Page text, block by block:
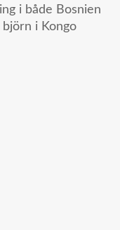
i både Bosnien
i Kongo